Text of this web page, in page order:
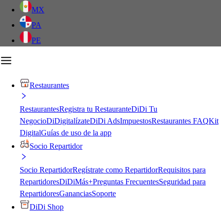
MX
PA
PE
Restaurantes
RestaurantesRegistra tu RestauranteDiDi Tu
NegocioDiDigitalízateDiDi AdsImpuestosRestaurantes FAQKit
DigitalGuías de uso de la app
Socio Repartidor
Socio RepartidorRegístrate como RepartidorRequisitos para
RepartidoresDiDiMás+Preguntas FrecuentesSeguridad para
RepartidoresGananciasSoporte
DiDi Shop